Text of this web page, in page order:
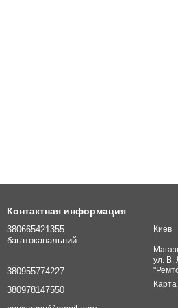
Контактная информация
380665421355 -
багатоканальний
380955774227
380978147550
Киев
ул. В.